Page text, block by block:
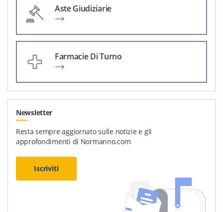
Aste Giudiziarie
Farmacie Di Turno
Newsletter
Resta sempre aggiornato sulle notizie e gli
approfondimenti di Normanno.com
Iscriviti